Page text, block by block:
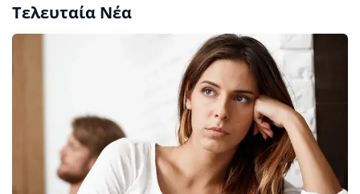
Τελευταία Νέα